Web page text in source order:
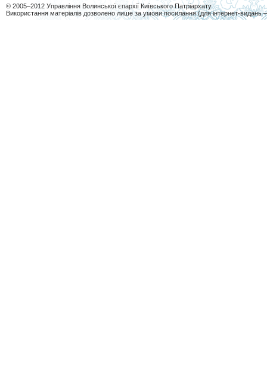
© 2005–2012 Управління Волинської єпархії Київського Патріархату
Використання матеріалів дозволено лише за умови посилання (для інтернет-видань